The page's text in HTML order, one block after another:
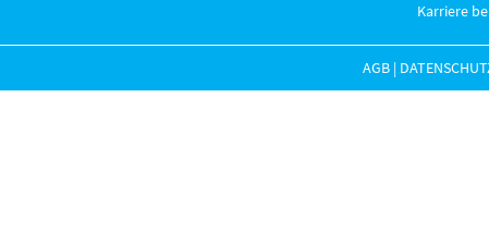
Karriere
AGB |